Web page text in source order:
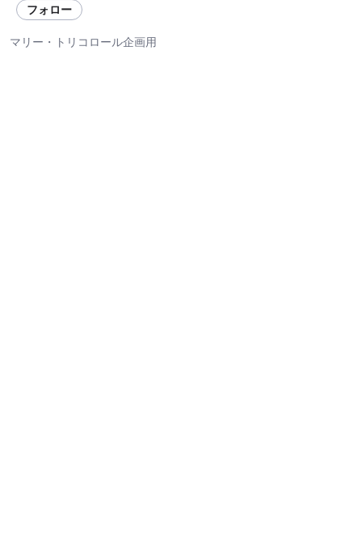
フォロー
マリー・トリコロール企画用